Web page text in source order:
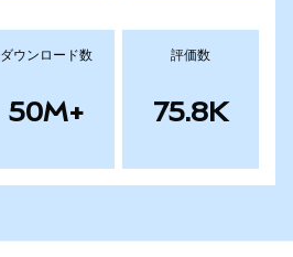
ダウンロード数
50M+
評価数
75.8K